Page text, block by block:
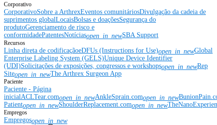
Corporativo
CorporativoSobre a ArthrexEventos comunitáriosDivulgação da cadeia de
suprimentos globalLocaisBolsas e doaçõesSegurança do
produtoGerenciamento de risco e
conformidadePatentesNotíciasopen_in_newSBA Support
Recursos
Linha direta de codificaçãoeDFUs (Instructions for Use)open_in_newGlobal
Enterprise Labeling System (GELS)Unique Device Identifier
(UDI)Solicitações de exposições, congressos e workshopsopen_in_newRep
Siteopen_in_newThe Arthrex Surgeon App
Paciente
Paciente - Página
inicial ACLTear.comopen_in_newAnkleSprain.comopen_in_new
Patientopen_in_newShoulderReplacement.comopen_in_new
Empregos
Empregosopen_in_new